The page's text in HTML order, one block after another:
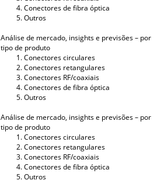
Conectores de fibra óptica
Outros
Análise de mercado, insights e previsões – por
tipo de produto
Conectores circulares
Conectores retangulares
Conectores RF/coaxiais
Conectores de fibra óptica
Outros
Análise de mercado, insights e previsões – por
tipo de produto
Conectores circulares
Conectores retangulares
Conectores RF/coaxiais
Conectores de fibra óptica
Outros